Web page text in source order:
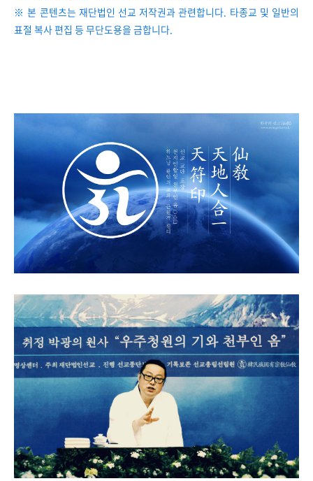
※ 본 콘텐츠는 재단법인 선교 저작권과 관련합니다. 타종교 및 일반의
표절 복사 편집 등 무단도용을 금합니다.